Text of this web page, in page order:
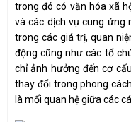
trong đó có văn hóa xã
và các dịch vụ cung ứng
trong các giá trị, quan
động cũng như các tổ
chỉ ảnh hưởng đến cơ
thay đổi trong phong
là mối quan hệ giữa các